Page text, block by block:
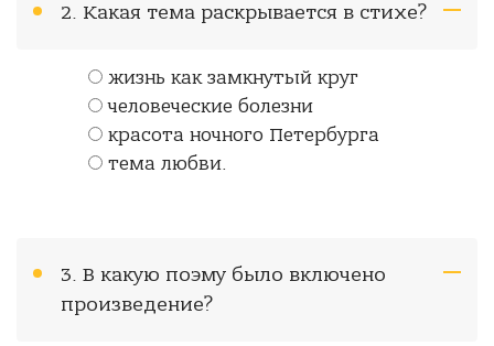
2. Какая тема раскрывается в стихе?
жизнь как замкнутый круг
человеческие болезни
красота ночного Петербурга
тема любви.
3. В какую поэму было включено
произведение?